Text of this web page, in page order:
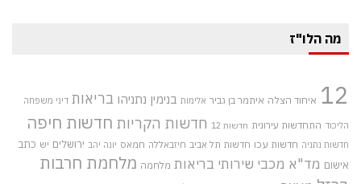
מה הלו"ז
12 איחוד הצלה איתמר בן גביר אלימות בנימין נתניהו בריאות דיני משפחה
הליכוד התחדשות עירונית חדשות 12 חדשות הקריות חדשות חיפה
חדשות נתניה חדשות עכו חדשות תל אביב חיזבאללה חמאס יונה יהב ירושלים יש כתב
אישום מד"א מכבי שירותי בריאות מלחמה מלחמת חרבות